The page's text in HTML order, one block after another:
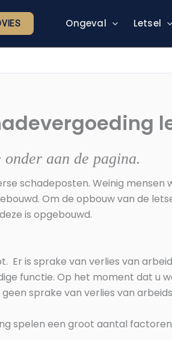
Ongeval Letsel
aan de pagina.
schadeposten. Weinig mensen
Om de opbouw van de
is opgebouwd.
Er is sprake van verlies van
functie. Op het moment dat u
sprake van verlies van
spelen een groot aantal